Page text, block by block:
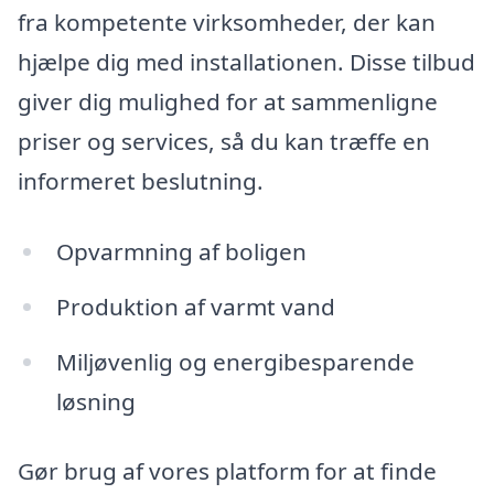
fra kompetente virksomheder, der kan
hjælpe dig med installationen. Disse tilbud
giver dig mulighed for at sammenligne
priser og services, så du kan træffe en
informeret beslutning.
Opvarmning af boligen
Produktion af varmt vand
Miljøvenlig og energibesparende
løsning
Gør brug af vores platform for at finde